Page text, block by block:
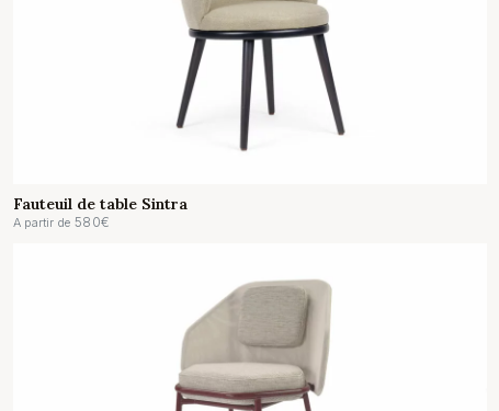
Fauteuil de table Sintra
A partir de 580€